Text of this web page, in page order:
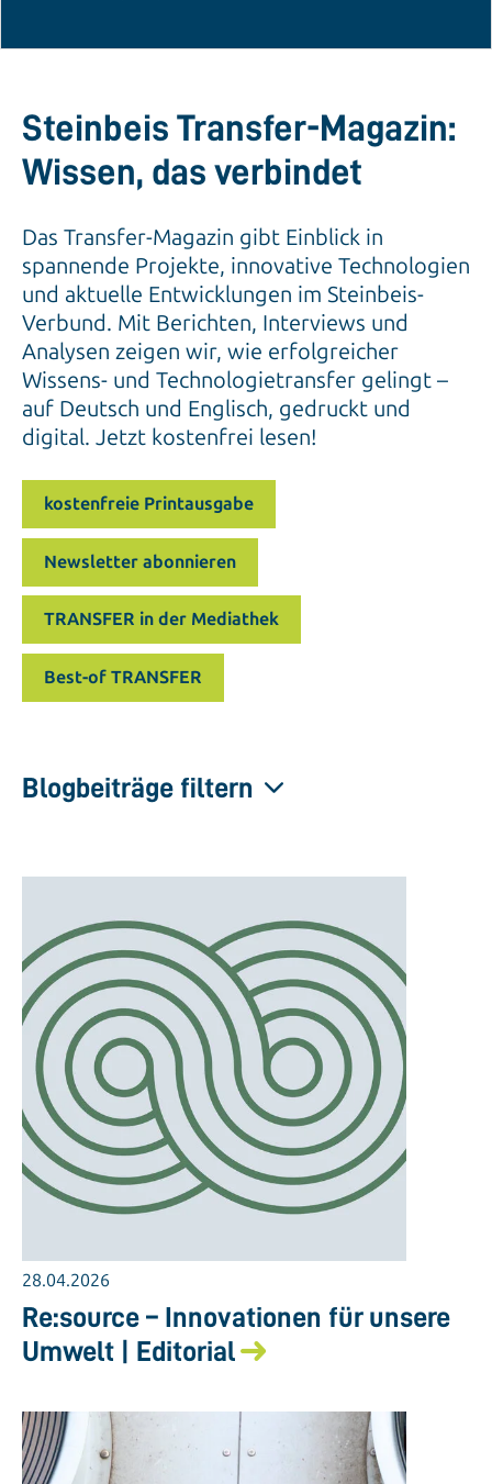
Steinbeis Transfer-Magazin:
Wissen, das verbindet
Das Transfer-Magazin gibt Einblick in
spannende Projekte, innovative Technologien
und aktuelle Entwicklungen im Steinbeis-
Verbund. Mit Berichten, Interviews und
Analysen zeigen wir, wie erfolgreicher
Wissens- und Technologietransfer gelingt –
auf Deutsch und Englisch, gedruckt und
digital. Jetzt kostenfrei lesen!
kostenfreie Printausgabe
Newsletter abonnieren
TRANSFER in der Mediathek
Best-of TRANSFER
Blogbeiträge filtern
28.04.2026
Re:source – Innovationen für unsere
Umwelt | Editorial